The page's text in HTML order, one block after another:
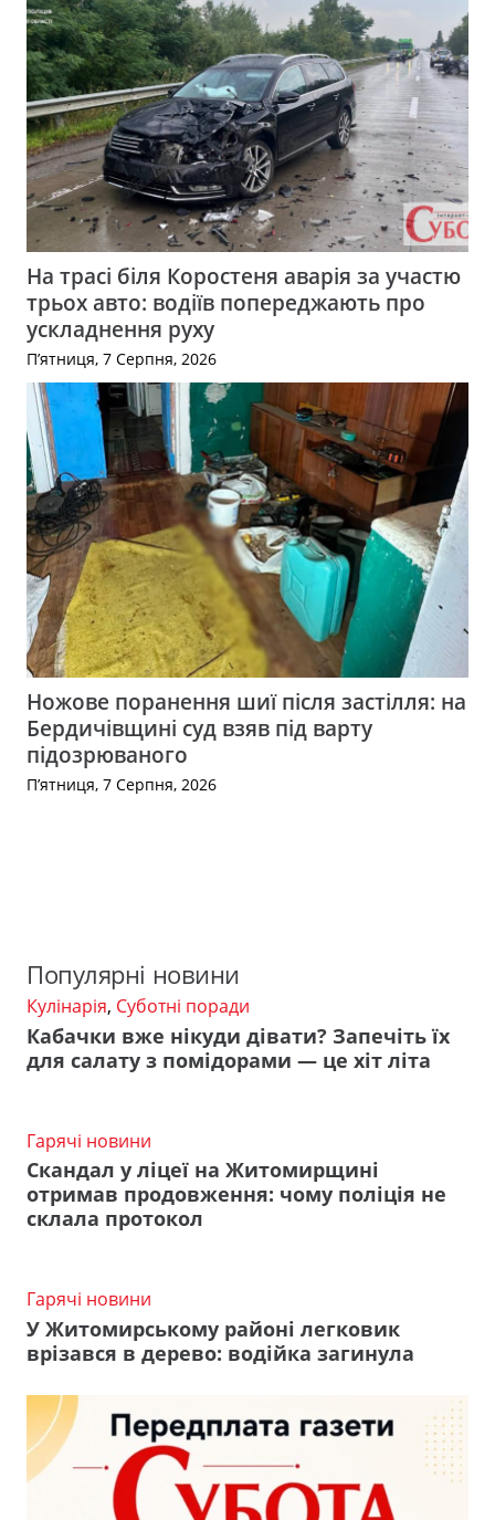
На трасі біля Коростеня аварія за участю
трьох авто: водіїв попереджають про
ускладнення руху
П’ятниця, 7 Серпня, 2026
Ножове поранення шиї після застілля: на
Бердичівщині суд взяв під варту
підозрюваного
П’ятниця, 7 Серпня, 2026
Популярні новини
Кулінарія, Суботні поради
Кабачки вже нікуди дівати? Запечіть їх
для салату з помідорами — це хіт літа
Гарячі новини
Скандал у ліцеї на Житомирщині
отримав продовження: чому поліція не
склала протокол
Гарячі новини
У Житомирському районі легковик
врізався в дерево: водійка загинула